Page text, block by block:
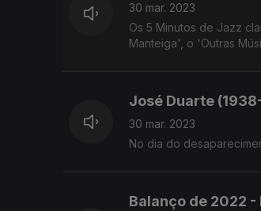
30 mar. 2023
Os 5 Minutos de Jazz
Manteiga', o 'Outras
José Duarte
30 mar. 2023
Balanço de 2022